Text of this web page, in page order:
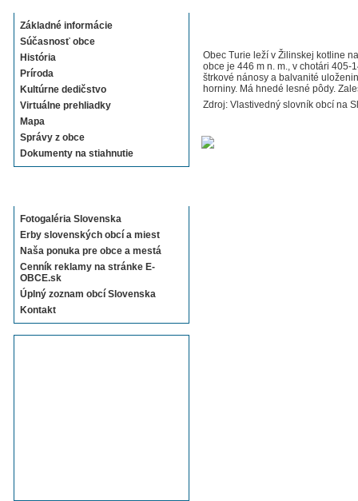
Základné informácie
Súčasnosť obce
História
Príroda
Kultúrne dedičstvo
Virtuálne prehliadky
Mapa
Správy z obce
Dokumenty na stiahnutie
Fotogaléria Slovenska
Erby slovenských obcí a miest
Naša ponuka pre obce a mestá
Cenník reklamy na stránke E-
OBCE.sk
Úplný zoznam obcí Slovenska
Kontakt
Obec Turie leží v Žilinskej kotline
obce je 446 m n. m., v chotári
štrkové nánosy a balvanité
horniny. Má hnedé lesné pôdy.
Zdroj: Vlastivedný slovník obcí na